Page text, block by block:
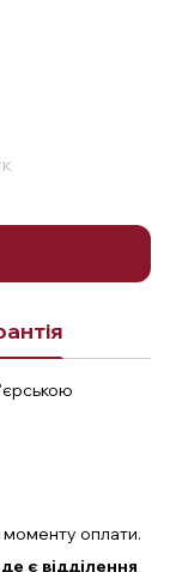
моменту оплати.
є відділення